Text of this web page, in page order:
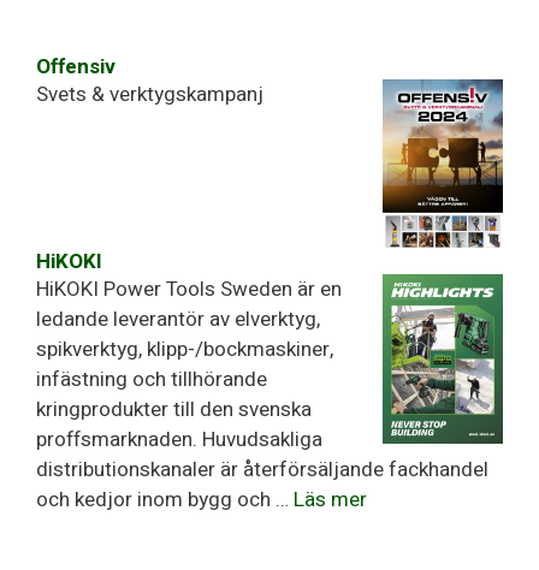
Offensiv
Svets & verktygskampanj
HiKOKI
HiKOKI Power Tools Sweden är en
ledande leverantör av elverktyg,
spikverktyg, klipp-/bockmaskiner,
infästning och tillhörande
kringprodukter till den svenska
proffsmarknaden. Huvudsakliga
distributionskanaler är återförsäljande fackhandel
och kedjor inom bygg och … Läs mer